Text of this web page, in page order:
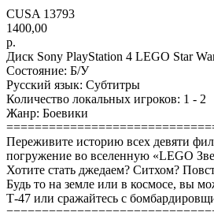
CUSA 13793
1400,00
р.
Диск Sony PlayStation 4 LEGO Star
Состояние: Б/У
Русский язык: Субтитры
Количество локальных игроков: 1 - 2
Жанр: Боевики
Переживите историю всех девяти
погружение во вселенную «LEGO
Хотите стать джедаем? Ситхом?
Будь то на земле или в космосе, вы
Т-47 или сражайтесь с